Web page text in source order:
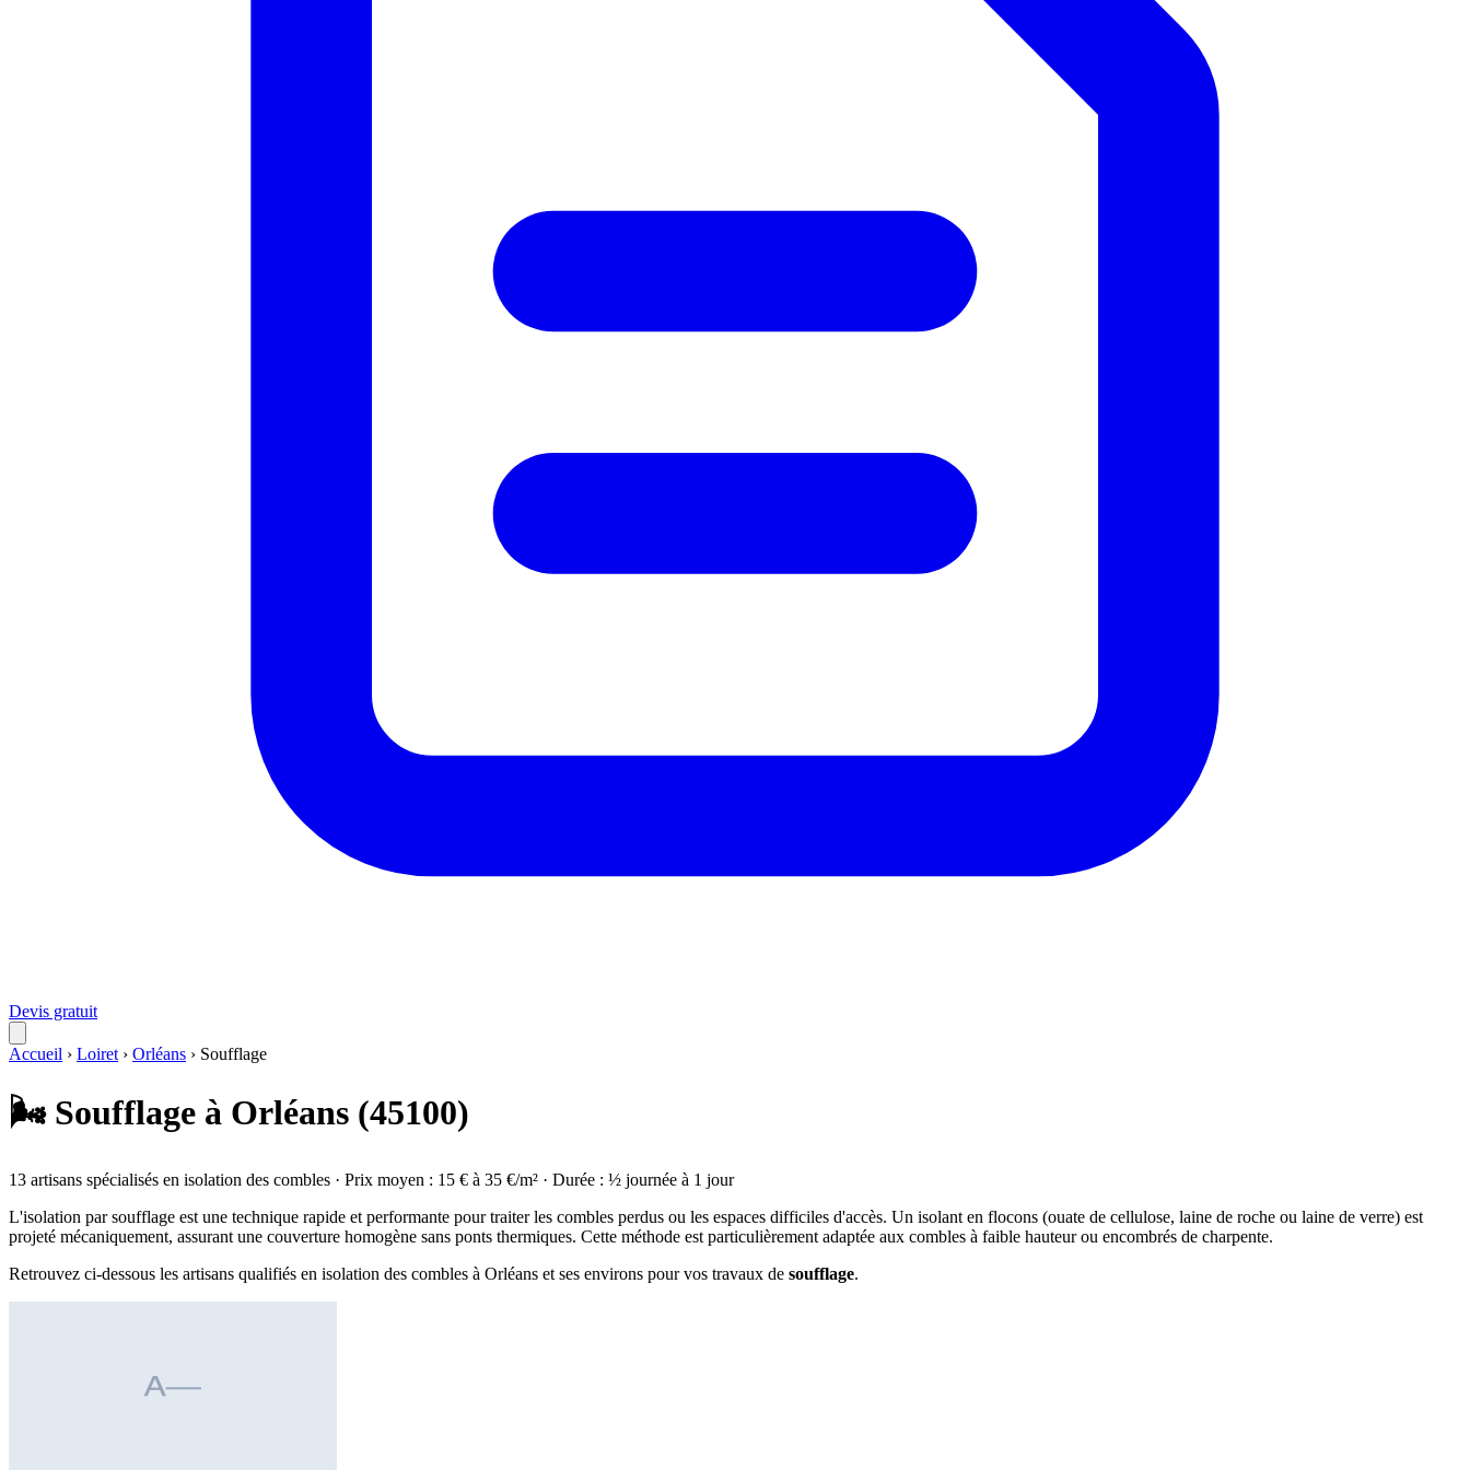
Devis gratuit
Accueil › Loiret › Orléans › Soufflage
🌬️ Soufflage à Orléans (45100)
13 artisans spécialisés en isolation des combles · Prix moyen : 15 € à 35 €/m² · Durée : ½ journée à 1 jour
L'isolation par soufflage est une technique rapide et performante pour traiter les combles perdus ou les espaces difficiles d'accès. Un isolant en flocons (ouate de cellulose, laine de roche ou laine de verre) est
projeté mécaniquement, assurant une couverture homogène sans ponts thermiques. Cette méthode est particulièrement adaptée aux combles à faible hauteur ou encombrés de charpente.
Retrouvez ci-dessous les artisans qualifiés en isolation des combles à Orléans et ses environs pour vos travaux de soufflage.